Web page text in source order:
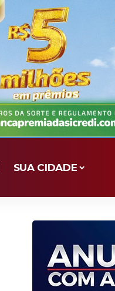
SUA CIDADE